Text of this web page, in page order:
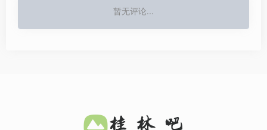
暂无评论...